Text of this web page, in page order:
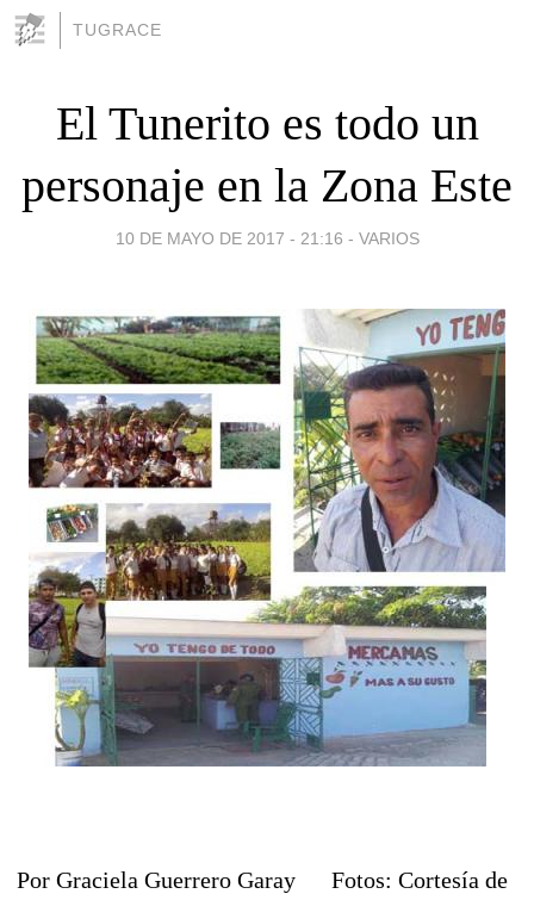
TUGRACE
El Tunerito es todo un
personaje en la Zona Este
10 DE MAYO DE 2017 - 21:16 - VARIOS
Por Graciela Guerrero Garay Fotos: Cortesía de